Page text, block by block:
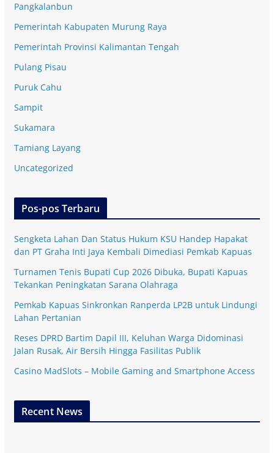
Pangkalanbun
Pemerintah Kabupaten Murung Raya
Pemerintah Provinsi Kalimantan Tengah
Pulang Pisau
Puruk Cahu
Sampit
Sukamara
Tamiang Layang
Uncategorized
Pos-pos Terbaru
Sengketa Lahan Dan Status Hukum KSU Handep Hapakat
dan PT Graha Inti Jaya Kembali Dimediasi Pemkab Kapuas
Turnamen Tenis Bupati Cup 2026 Dibuka, Bupati Kapuas
Tekankan Peningkatan Sarana Olahraga
Pemkab Kapuas Sinkronkan Ranperda LP2B untuk Lindungi
Lahan Pertanian
Reses DPRD Bartim Dapil III, Keluhan Warga Didominasi
Jalan Rusak, Air Bersih Hingga Fasilitas Publik
Casino MadSlots – Mobile Gaming and Smartphone Access
Recent News